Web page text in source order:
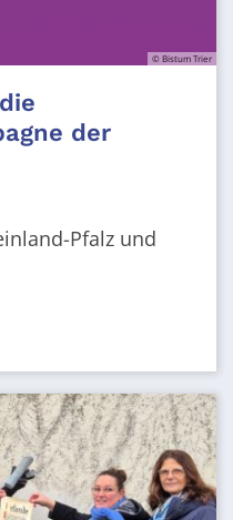
© Bistum Trier
der
Pfalz und